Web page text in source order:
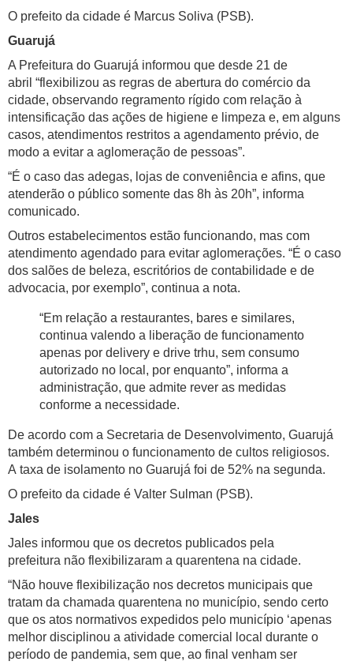
O prefeito da cidade é Marcus Soliva (PSB).
Guarujá
A Prefeitura do Guarujá informou que desde 21 de
abril “flexibilizou as regras de abertura do comércio da
cidade, observando regramento rígido com relação à
intensificação das ações de higiene e limpeza e, em alguns
casos, atendimentos restritos a agendamento prévio, de
modo a evitar a aglomeração de pessoas”.
“É o caso das adegas, lojas de conveniência e afins, que
atenderão o público somente das 8h às 20h”, informa
comunicado.
Outros estabelecimentos estão funcionando, mas com
atendimento agendado para evitar aglomerações. “É o caso
dos salões de beleza, escritórios de contabilidade e de
advocacia, por exemplo”, continua a nota.
“Em relação a restaurantes, bares e similares,
continua valendo a liberação de funcionamento
apenas por delivery e drive trhu, sem consumo
autorizado no local, por enquanto”, informa a
administração, que admite rever as medidas
conforme a necessidade.
De acordo com a Secretaria de Desenvolvimento, Guarujá
também determinou o funcionamento de cultos religiosos.
A taxa de isolamento no Guarujá foi de 52% na segunda.
O prefeito da cidade é Valter Sulman (PSB).
Jales
Jales informou que os decretos publicados pela
prefeitura não flexibilizaram a quarentena na cidade.
“Não houve flexibilização nos decretos municipais que
tratam da chamada quarentena no município, sendo certo
que os atos normativos expedidos pelo município ‘apenas
melhor disciplinou a atividade comercial local durante o
período de pandemia, sem que, ao final venham ser